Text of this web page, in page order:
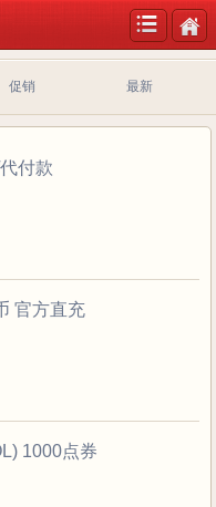
促销 最新
付款
官方直充
1000点券